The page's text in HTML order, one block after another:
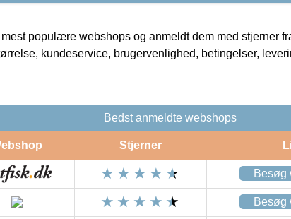
populære webshops og anmeldt dem med stjerner
kundeservice, brugervenlighed, betingelser,
Bedst anmeldte webshops
Stjerner
Besøg
Besøg